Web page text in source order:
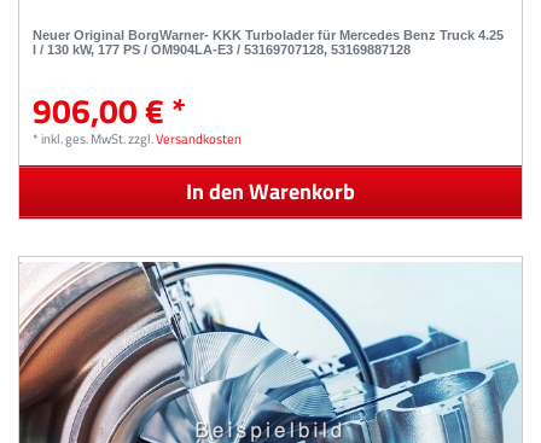
Neuer Original BorgWarner- KKK Turbolader für Mercedes Benz Truck 4.25
l / 130 kW, 177 PS / OM904LA-E3 / 53169707128, 53169887128
906,00 € *
*inkl. ges. MwSt.zzgl.Versandkosten
In den Warenkorb